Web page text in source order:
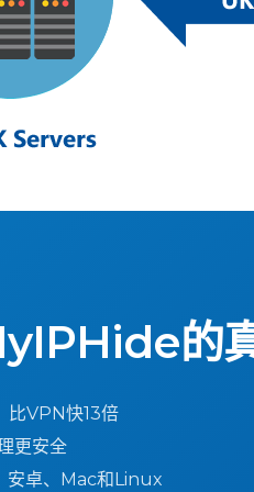
的
VPN快13倍
更安全
卓、Mac和Linux